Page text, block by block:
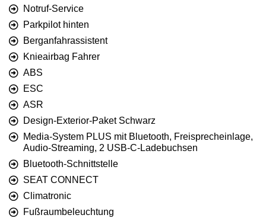
Notruf-Service
Parkpilot hinten
Berganfahrassistent
Knieairbag Fahrer
ABS
ESC
ASR
Design-Exterior-Paket Schwarz
Media-System PLUS mit Bluetooth, Freisprecheinlage,
Audio-Streaming, 2 USB-C-Ladebuchsen
Bluetooth-Schnittstelle
SEAT CONNECT
Climatronic
Fußraumbeleuchtung